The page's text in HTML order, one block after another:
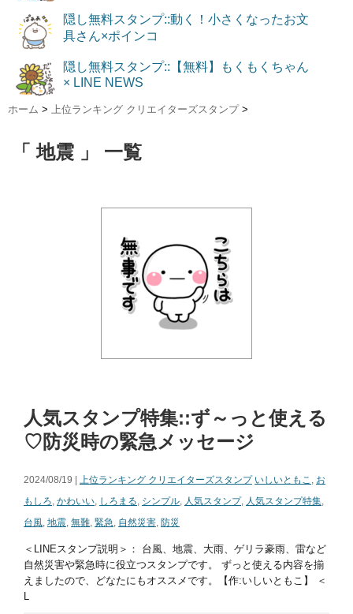
隠し無料スタンプ::動く！小さくなったお文
具さん×ポインコ
隠し無料スタンプ::【無料】もくもくちゃん
× LINE NEWS
ホーム > 上位ランキング クリエイターズスタンプ >
「 地震 」 一覧
人気スタンプ特集::ず～っと使える
♡防災時の緊急メッセージ
2024/08/19 | 上位ランキング クリエイターズスタンプ いしいともこ , お
もしろ, かわいい, しろまる, シンプル, 人気スタンプ, 人気スタンプ特集,
台風, 地震, 無難, 緊急, 自然災害, 防災
＜LINEスタンプ説明＞： 台風、地震、大雨、ゲリラ豪雨、雷など
自然災害や緊急時に役立つスタンプです。 ずっと使える内容を揃
えましたので、どなたにもオススメです。【作:いしいともこ】 ＜
L